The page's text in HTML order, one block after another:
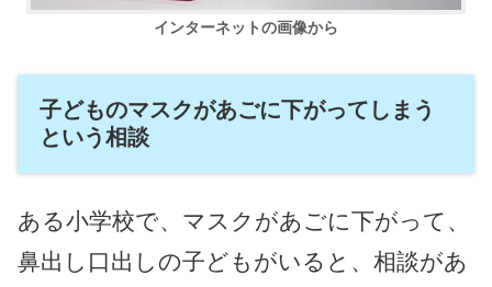
インターネットの画像から
子どものマスクがあごに下がってしまう
という相談
ある小学校で、マスクがあごに下がって、
鼻出し口出しの子どもがいると、相談があ